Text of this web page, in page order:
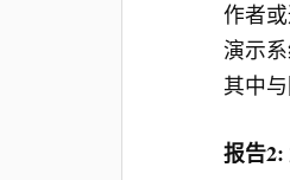
作者
演示
其中
报告